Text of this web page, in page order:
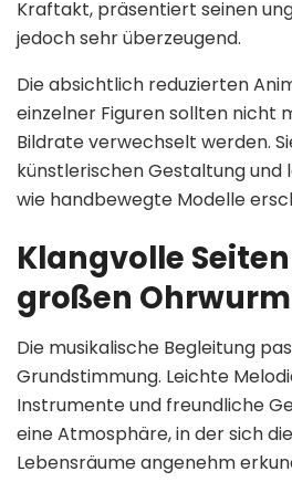
Kraftakt, präsentiert seinen
jedoch sehr überzeugend.
Die absichtlich reduzierten
einzelner Figuren sollten nicht
Bildrate verwechselt werden.
künstlerischen Gestaltung und
wie handbewegte Modelle
Klangvolle
großen Ohrwurm
Die musikalische Begleitung
Grundstimmung. Leichte
Instrumente und freundliche
eine Atmosphäre, in der sich
Lebensräume angenehm